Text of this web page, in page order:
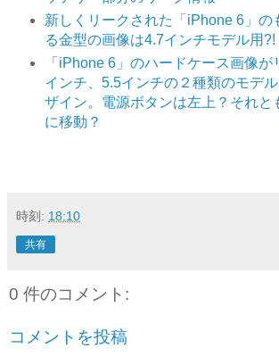
新しくリークされた「iPhone 6」の
る金型の画像は4.7インチモデル用?!
「iPhone 6」のハードケース画像が
インチ、5.5インチの２種類のモデ
ザイン。電源ボタンは左上？それと
に移動？
時刻: 18:10
共有
0 件のコメント:
コメントを投稿